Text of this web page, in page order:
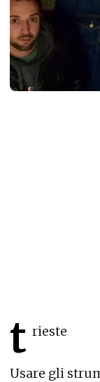
t rieste
Usare gli